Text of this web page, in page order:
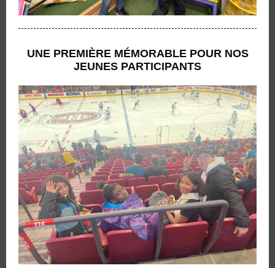
UNE PREMIÈRE MÉMORABLE POUR NOS
JEUNES PARTICIPANTS